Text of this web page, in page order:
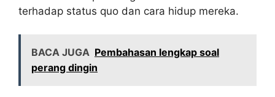
terhadap status quo dan cara hidup mereka.
BACA JUGA Pembahasan lengkap soal
perang dingin